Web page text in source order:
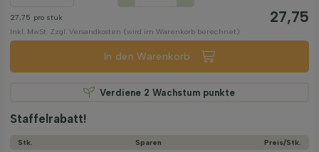
27,75 pro stuk 27,75
Inkl. MwSt. Zzgl. Versandkosten (wird im Warenkorb berechnet)
In den Warenkorb
Verdiene 2 Wachstum punkte
Staffelrabatt!
Stk. Sparen
Preis/­Stk.